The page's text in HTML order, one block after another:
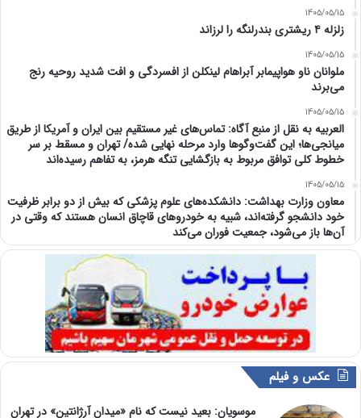
1405/05/15
زلزله ۴ ریشتری بندرلنگه را لرزاند
1405/05/15
ملوانان ناو هواپیمابر آبراهام لینکلن از افسردگی و افت شدید روحیه رنج
می‌برند
1405/05/15
العربیه به نقل از منبع آگاه: تماس‌های غیر مستقیم بین ایران و آمریکا از طریق
میانجی‌ها؛ این گفت‌و‌گو‌ها وارد مرحله نهایی شده/ تهران و مسقط بر سر
خطوط کلی توافق مربوط به بازگشایی تنگه هرمز، به تفاهم رسیده‌اند
1405/05/15
معاون وزارت بهداشت: دانشکده‌های علوم پزشکی که بیش از دو برابر ظرفیت
خود دانشجو گرفته‌اند، شبیه به خودرو‌های قاچاق انسان هستند که وقتی در
آن‌ها باز می‌شود، جمعیت فوران می‌کند
عکس و فیلم
موسویان: بعید نیست که نام «میدان آرژانتین» در تهران